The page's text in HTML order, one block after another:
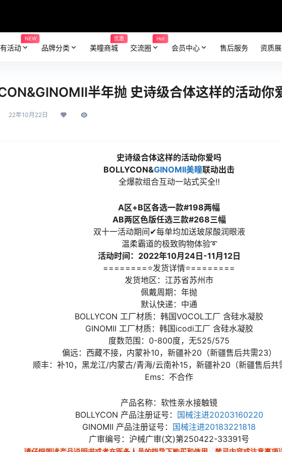
活动
NEW
品牌分类 美瞳商城
优惠
交流圈
Hot
会员中心 售后服务 资质
半年抛 史诗级合体这样的活动你
22年10月22日
史诗级合体这样的活动你爱吗
BOLLYCON&GINOMII美瞳联动出击
全爆款组合互动一站式买全‼
A区+B区各选一款#198两幅
AB两区色版任选三款#268三幅
双十一活动期间✔每单均加送玻尿酸润眼液
温柔霸道的极致购物体验➰
活动时间：2022年10月24日-11月12日
========⭐发货详情⭐========
发货地区：江苏省苏州市
佩戴周期：年抛
默认快递：中通
BOLLYCON 工厂材质：韩国VOCOL工厂 含硅水凝胶
GINOMII 工厂材质：韩国icodi工厂 含硅水凝胶
度数范围：0-800度，无525/575
偏远：西藏不接，内蒙补10，新疆补20（新疆售后共需23）
顺丰：补10，黑龙江/内蒙古/青海/云南补15，新疆补20（新疆售后共
Ems：不合作
产品名称：软性亲水接触镜
BOLLYCON 产品注册证号：
国械注进20203160220
GINOMII 产品注册证号： 国械注进20183221818
广审编号：沪械广审(文)第250422-33391号